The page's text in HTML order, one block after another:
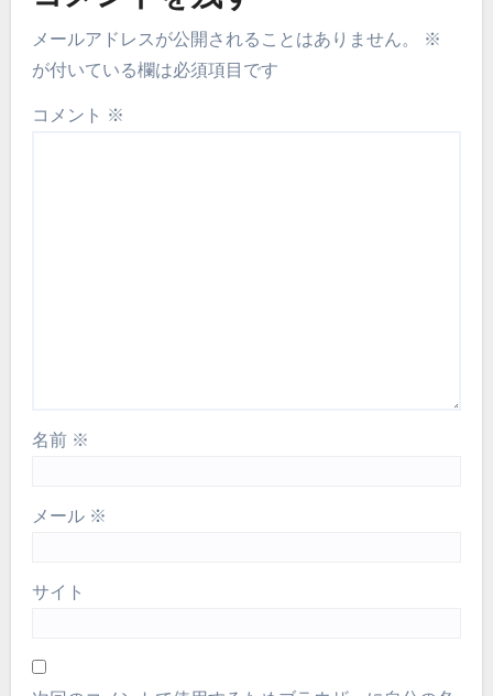
メールアドレスが公開されることはありません。
※
が付いている欄は必須項目です
コメント ※
名前 ※
メール ※
サイト